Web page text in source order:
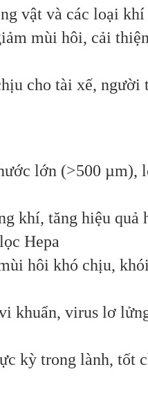
vật và các loại
mùi hôi, cải
cho tài xế, người
lớn (>500 µm),
khí, tăng hiệu quả
Hepa
hôi khó chịu,
khuẩn, virus lơ
kỳ trong lành, tốt